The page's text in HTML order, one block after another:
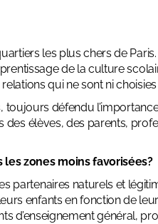
les plus chers de
de la culture
qui ne sont ni choisies
toujours défendu
élèves, des parents,
zones moins favorisées?
partenaires naturels et
enfants en fonction de
d’enseignement général,